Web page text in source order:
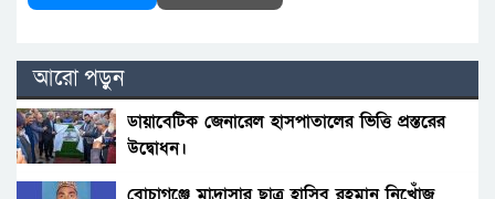
আরো পড়ুন
ডায়াবেটিক জেনারেল হাসপাতালের ভিত্তি প্রস্তরের
উদ্বোধন।